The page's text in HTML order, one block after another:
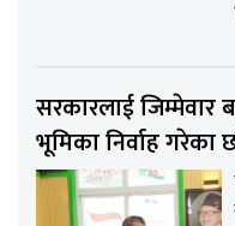
सरकारलाई जिम्मेवार
भूमिका निर्वाह गरेका